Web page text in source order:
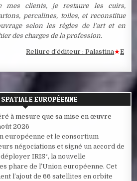
mes clients, je restaure les cuirs,
percalines, toiles, et reconstitue
selon les règles de l’art et en
des charges de la profession.
Reliure d’éditeur : Palastina★
EUROPÉENNE
à mesure que sa mise en œuvre
2026
européenne et le consortium
négociations et signé un accord de
IRIS², la nouvelle
phare de l’Union européenne. Cet
l’ajout de 66 satellites en orbite